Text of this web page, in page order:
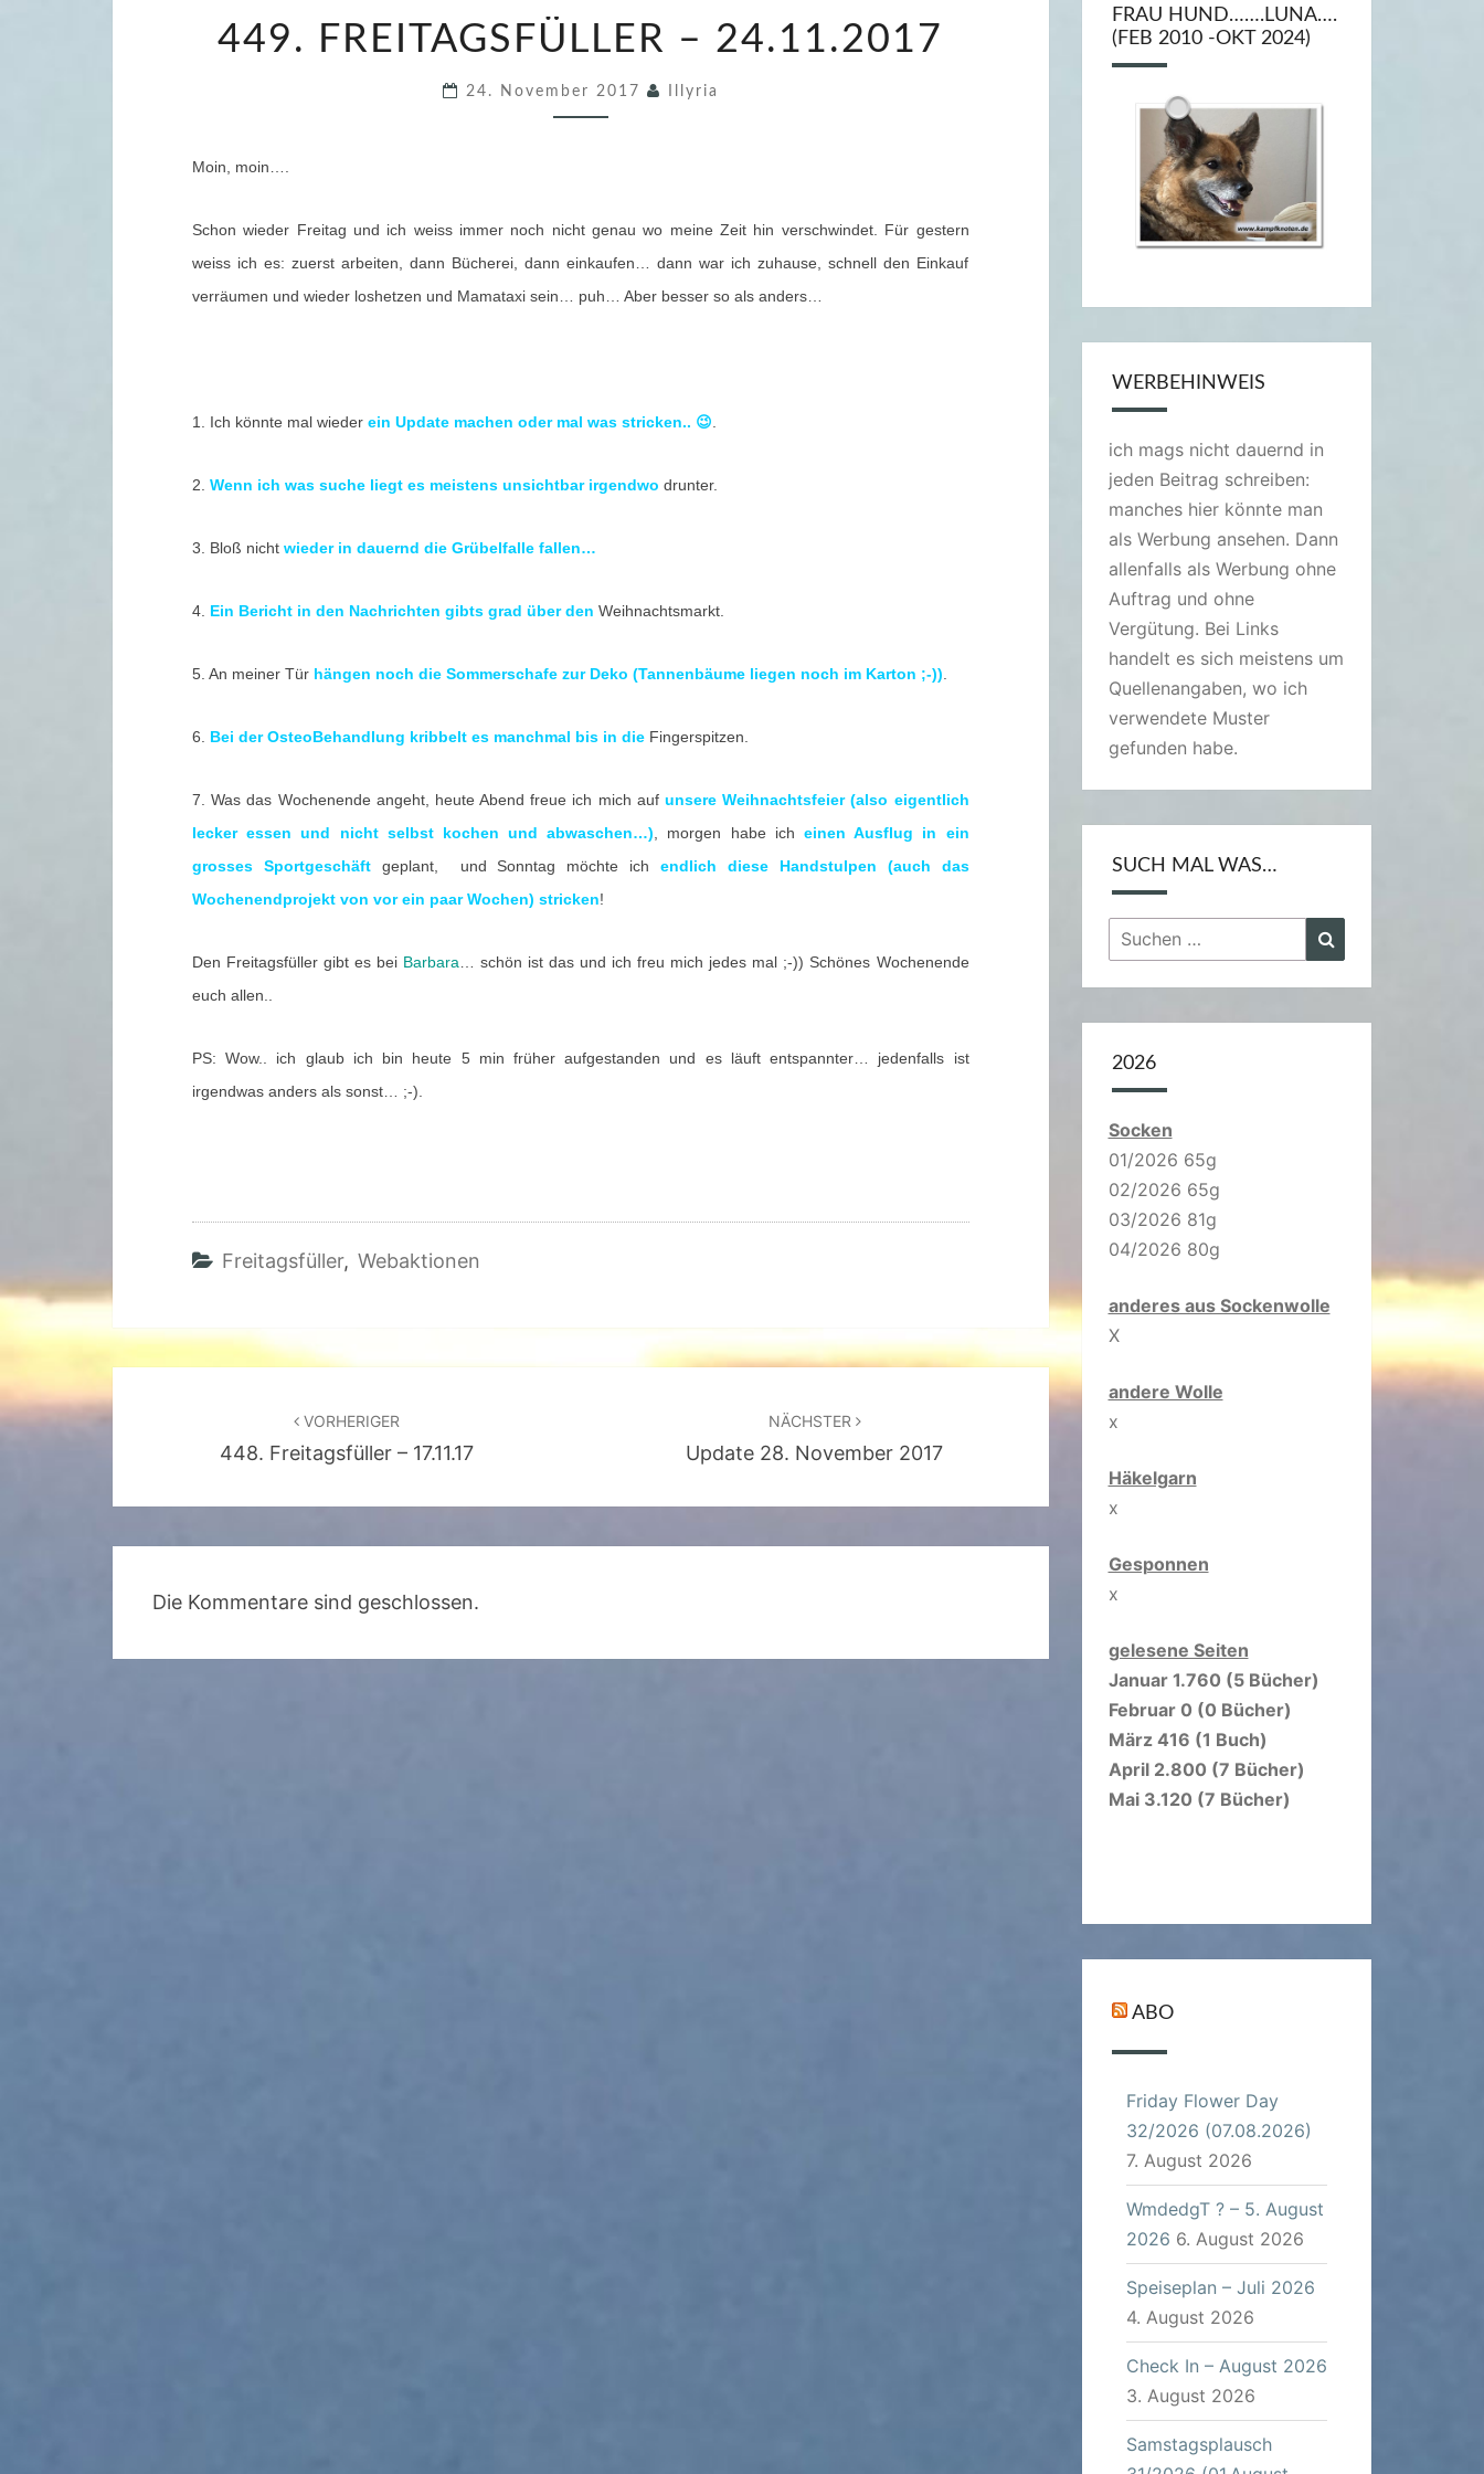
4
I
T
A
L
–
4
1
.
2
0
1
449. FREITAGSFÜLLER – 24.11.2017
24. November 2017 Illyria
Moin, moin….
Schon wieder Freitag und ich weiss immer noch nicht genau wo meine Zeit hin verschwindet. Für gestern
weiss ich es: zuerst arbeiten, dann Bücherei, dann einkaufen… dann war ich zuhause, schnell den Einkauf
verräumen und wieder loshetzen und Mamataxi sein… puh… Aber besser so als anders…
1. Ich könnte mal wieder ein Update machen oder mal was stricken.. 😉
2. Wenn ich was suche liegt es meistens unsichtbar irgendwo drunter.
3. Bloß nicht wieder in dauernd die Grübelfalle fallen…
4. Ein Bericht in den Nachrichten gibts grad über den Weihnachtsmarkt.
5. An meiner Tür hängen noch die Sommerschafe zur Deko (Tannenbäume liegen noch im Karton ;-))
6. Bei der OsteoBehandlung kribbelt es manchmal bis in die Fingerspitzen.
7. Was das Wochenende angeht, heute Abend freue ich mich auf unsere Weihnachtsfeier (also eigentlich
lecker essen und nicht selbst kochen und abwaschen…) , morgen habe ich einen Ausflug in ein
grosses Sportgeschäft
geplant, und Sonntag möchte ich endlich diese Handstulpen (auch das
Wochenendprojekt von vor ein paar Wochen) stricken!
Den Freitagsfüller gibt es bei Barbara … schön ist das und ich freu mich jedes mal ;-)) Schönes Wochenende
euch allen..
PS: Wow.. ich glaub ich bin heute 5 min früher aufgestanden und es läuft entspannter… jedenfalls ist
irgendwas anders als sonst… ;-).
Freitagsfüller, Webaktionen
Beitragsnavigation
VORHERIGER
448. Freitagsfüller – 17.11.17
NÄCHSTER
Update 28. November 2017
Die Kommentare sind geschlossen.
FRAU HUND…….LUNA….
(FEB 2010 -OKT 2024)
WERBEHINWEIS
ich mags nicht dauernd in
jeden Beitrag schreiben:
manches hier könnte man
als Werbung ansehen. Dann
allenfalls als Werbung ohne
Auftrag und ohne
Vergütung. Bei Links
handelt es sich meistens um
Quellenangaben, wo ich
verwendete Muster
gefunden habe.
SUCH MAL WAS…
Suchen
nach:
2026
Socken
01/2026 65g
02/2026 65g
03/2026 81g
04/2026 80g
anderes aus Sockenwolle
X
andere Wolle
x
Häkelgarn
x
Gesponnen
x
gelesene Seiten
Januar 1.760 (5 Bücher)
Februar 0 (0 Bücher)
März 416 (1 Buch)
April 2.800 (7 Bücher)
Mai 3.120 (7 Bücher)
ABO
Friday Flower Day
32/2026 (07.08.2026)
7. August 2026
WmdedgT ? – 5. August
2026 6. August 2026
Speiseplan – Juli 2026
4. August 2026
Check In – August 2026
3. August 2026
Samstagsplausch